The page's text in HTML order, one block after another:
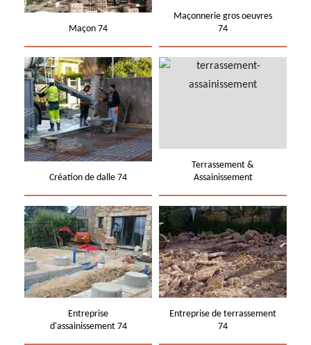
Maçon 74
Maçonnerie gros oeuvres
74
Création de dalle 74
Terrassement &
Assainissement
Entreprise
d'assainissement 74
Entreprise de terrassement
74